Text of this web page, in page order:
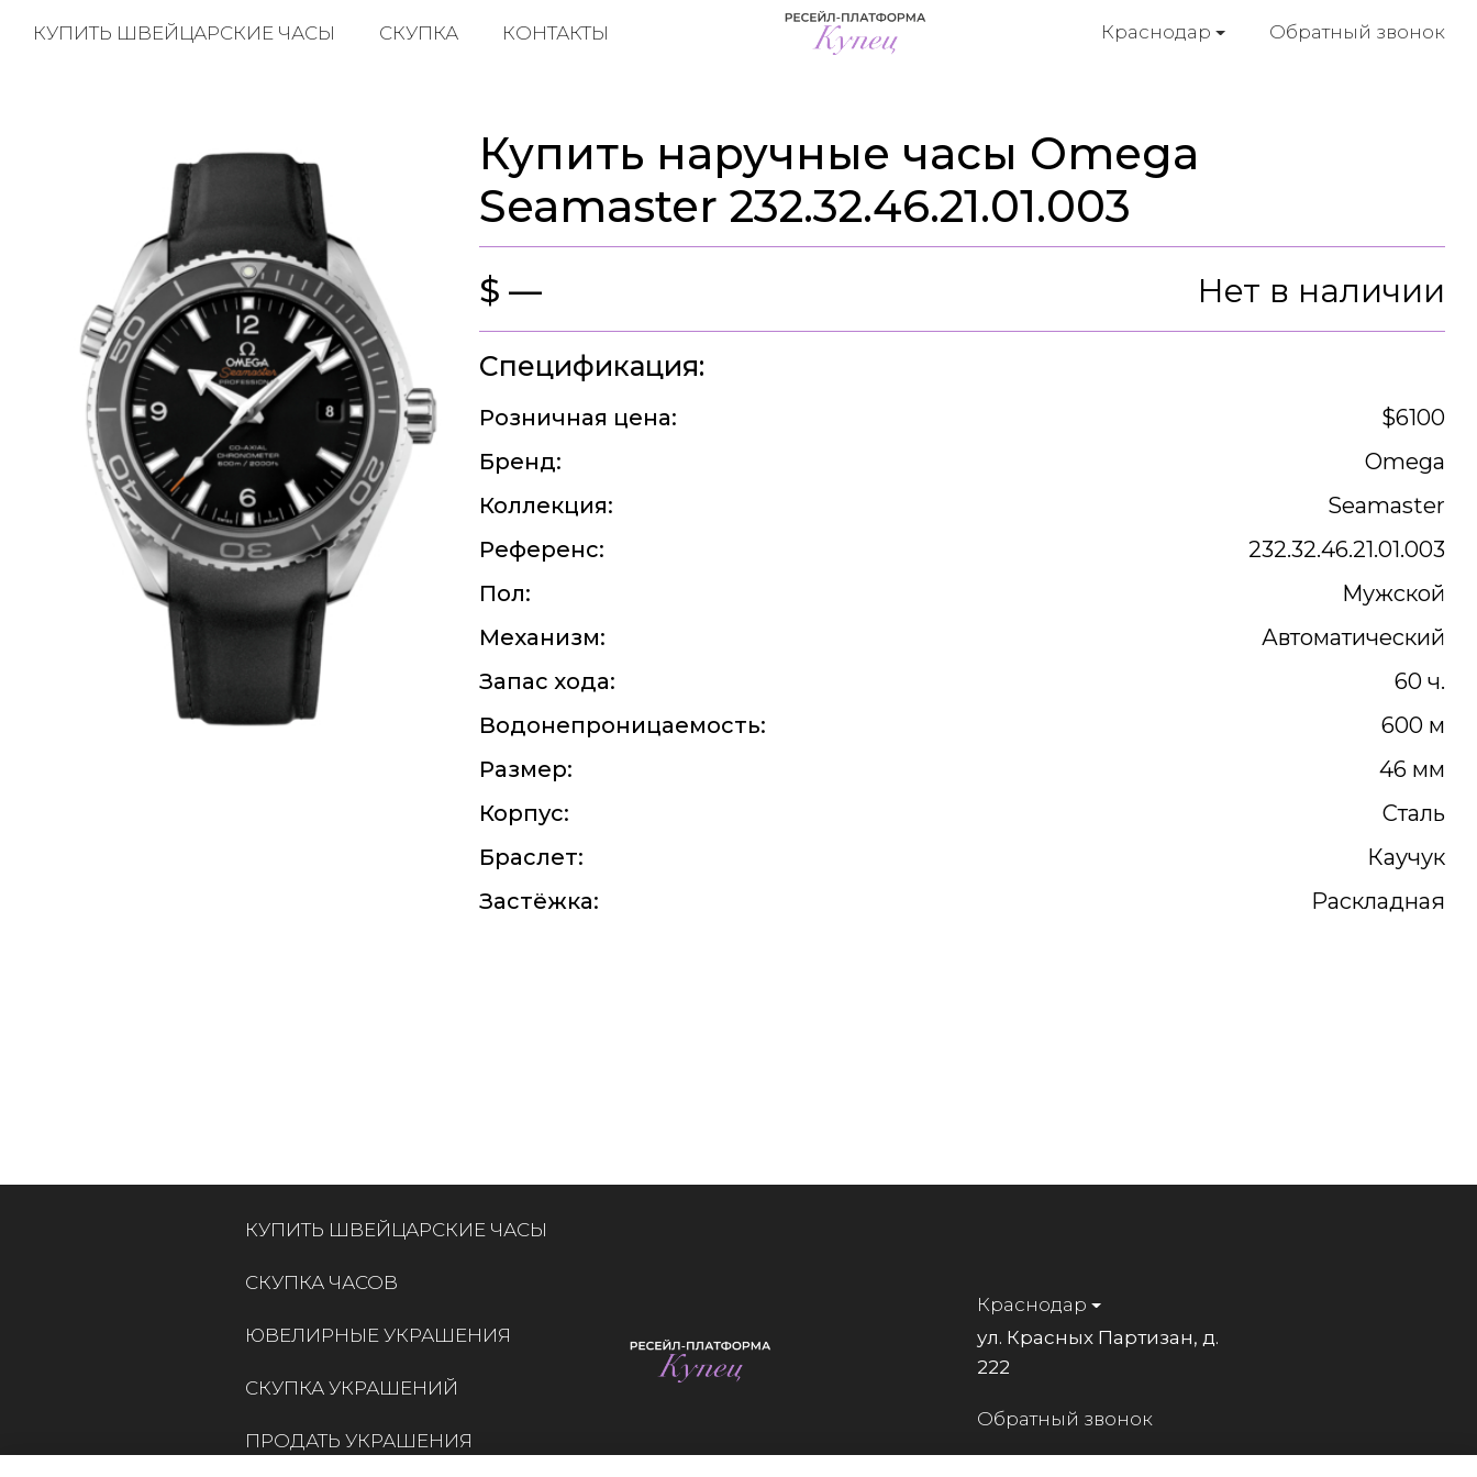
Краснодар Обратный звонок
КУПИТЬ ШВЕЙЦАРСКИЕ ЧАСЫ СКУПКА КОНТАКТЫ
Купить наручные часы Omega
Seamaster 232.32.46.21.01.003
$ — Нет в наличии
Спецификация:
Розничная цена:
$6100
Бренд:
Omega
Коллекция:
Seamaster
Референс:
232.32.46.21.01.003
Пол:
Мужской
Механизм:
Автоматический
Запас хода:
60 ч.
Водонепроницаемость:
600 м
Размер:
46 мм
Корпус:
Сталь
Браслет:
Каучук
Застёжка:
Раскладная
КУПИТЬ ШВЕЙЦАРСКИЕ ЧАСЫ
СКУПКА ЧАСОВ
ЮВЕЛИРНЫЕ УКРАШЕНИЯ
СКУПКА УКРАШЕНИЙ
ПРОДАТЬ УКРАШЕНИЯ
Краснодар
ул. Красных Партизан, д.
222
Обратный звонок